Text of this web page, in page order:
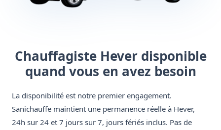
Chauffagiste Hever disponible
quand vous en avez besoin
La disponibilité est notre premier engagement.
Sanichauffe maintient une permanence réelle à Hever,
24h sur 24 et 7 jours sur 7, jours fériés inclus. Pas de